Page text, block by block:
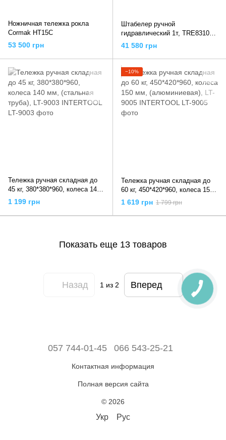
Ножничная тележка рокла
Cormak HT15C
53 500 грн
Штабелер ручной
гидравлический 1т, TRE8310
TORIN
41 580 грн
Тележка ручная складная до
45 кг, 380*380*960, колеса 140
мм, (стальная труба), LT-9003
INTERTOOL
1 199 грн
−10%
Тележка ручная складная до
60 кг, 450*420*960, колеса 150
мм, (алюминиевая), LT-9005
INTERTOOL
1 619 грн 1 799 грн
Показать еще 13 товаров
Назад 1из 2 Вперед
057 744-01-45 066 543-25-21
Контактная информация
Полная версия сайта
© 2026
Укр Рус